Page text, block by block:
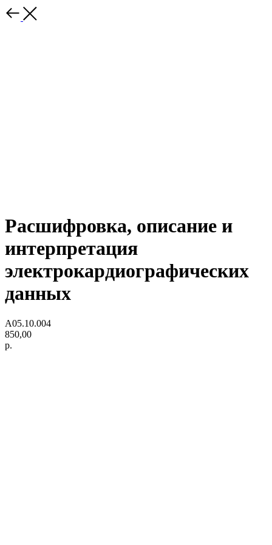
Расшифровка, описание и
интерпретация
электрокардиографических
данных
A05.10.004
850,00
р.